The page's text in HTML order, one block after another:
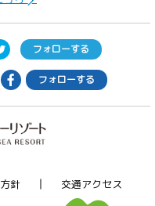
フォローする
フォローする
針 交通アクセス